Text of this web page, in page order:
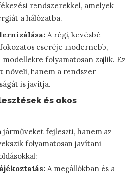
rendszerekkel, amelyek
a hálózatba.
A régi, kevésbé
cseréje modernebb,
folyamatosan zajlik. Ez
növeli, hanem a rendszer
is javítja.
és okos
járműveket fejleszti, hanem az
folyamatosan javítani
A megállókban és a